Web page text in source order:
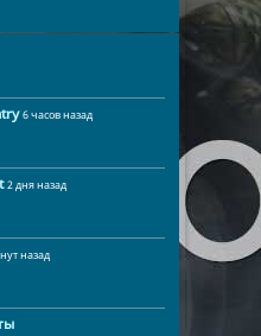
6 часов назад
2 дня назад
назад